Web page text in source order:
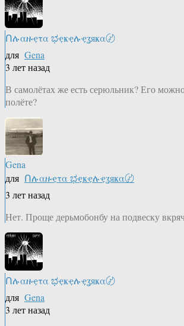
Ոሉαዙҿτα ಭҿҝҿሉҿʓяҝα〄
для Gena
3 лет назад
В самолётах же есть серюльник? Его
полёте?
Gena
для Ոሉαዙҿτα ಭҿҝҿሉҿʓяҝα〄
3 лет назад
Нет. Проще дерьмобонбу на подвеску
Ոሉαዙҿτα ಭҿҝҿሉҿʓяҝα〄
для Gena
3 лет назад